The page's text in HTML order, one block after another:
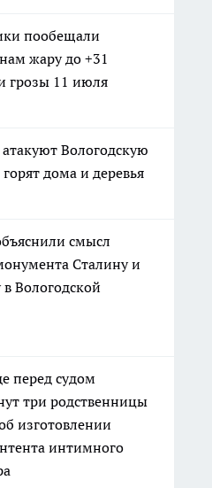
пообещали
жару до +31
грозы 11 июля
Вологодскую
горят дома и деревья
смысл
Сталину и
Вологодской
перед судом
три родственницы
изготовлении
интимного